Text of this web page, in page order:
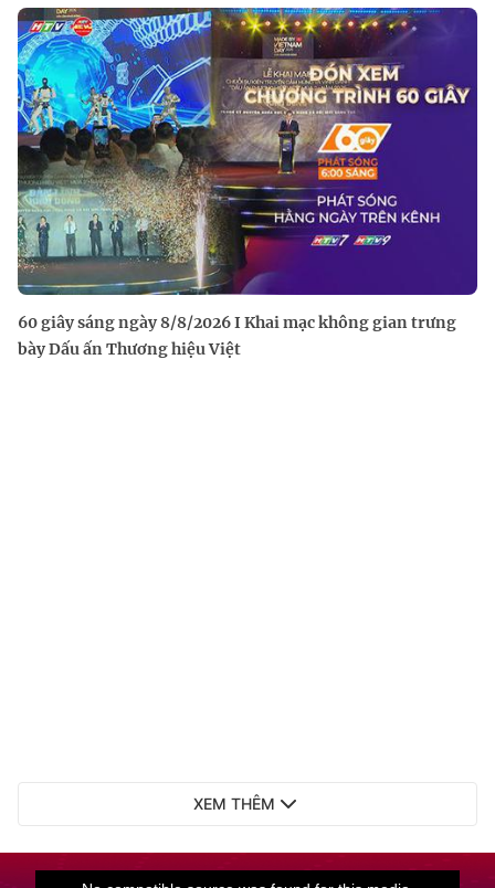
60 giây sáng ngày 8/8/2026 I Khai mạc không gian trưng
bày Dấu ấn Thương hiệu Việt
XEM THÊM